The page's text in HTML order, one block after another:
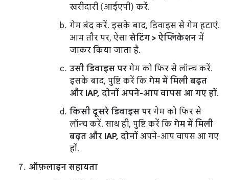
खरीदारी (आईएपी) करें.
गेम बंद करें. इसके बाद, डिवाइस से गेम हटाएं.
आम तौर पर, ऐसा सेटिंग > ऐप्लिकेशन में
जाकर किया जाता है.
उसी डिवाइस पर गेम को फिर से लॉन्च करें.
इसके बाद, पुष्टि करें कि गेम में मिली बढ़त
और IAP, दोनों अपने-आप वापस आ गए हों.
किसी दूसरे डिवाइस पर गेम को फिर से
लॉन्च करें. साथ ही, पुष्टि करें कि गेम में मिली
बढ़त और IAP, दोनों अपने-आप वापस आ गए
हों.
ऑफ़लाइन सहायता